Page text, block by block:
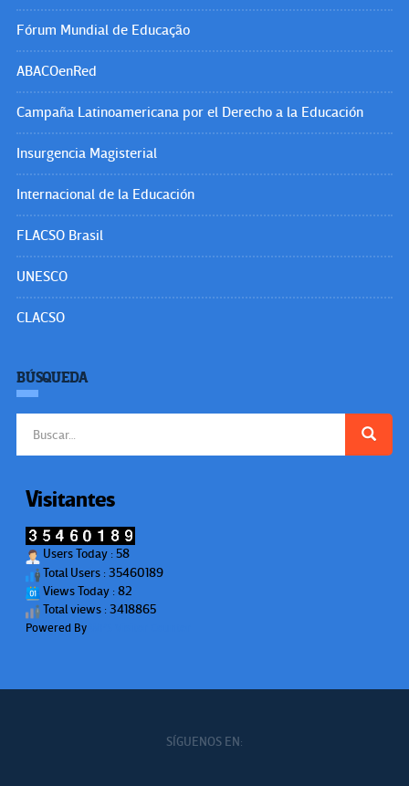
Fórum Mundial de Educação
ABACOenRed
Campaña Latinoamericana por el Derecho a la Educación
Insurgencia Magisterial
Internacional de la Educación
FLACSO Brasil
UNESCO
CLACSO
BÚSQUEDA
Visitantes
Users Today : 58
Total Users : 35460189
Views Today : 82
Total views : 3418865
Powered By
SÍGUENOS EN: